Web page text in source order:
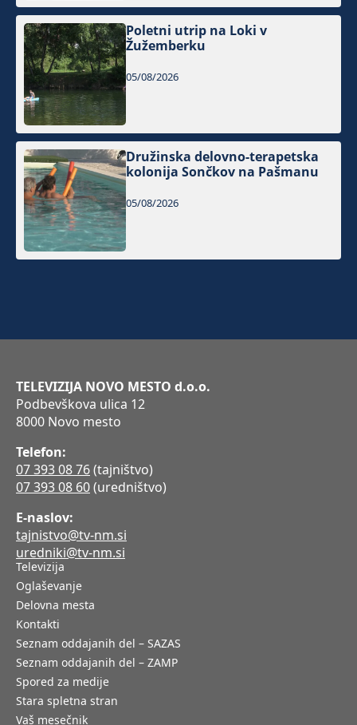
Poletni utrip na Loki v
Žužemberku
05/08/2026
Družinska delovno-terapetska
kolonija Sončkov na Pašmanu
05/08/2026
TELEVIZIJA NOVO MESTO d.o.o.
Podbevškova ulica 12
8000 Novo mesto
Telefon:
07 393 08 76(tajništvo)
07 393 08 60(uredništvo)
E-naslov:
tajnistvo@tv-nm.si
uredniki@tv-nm.si
Televizija
Oglaševanje
Delovna mesta
Kontakti
Seznam oddajanih del – SAZAS
Seznam oddajanih del – ZAMP
Spored za medije
Stara spletna stran
Vaš mesečnik